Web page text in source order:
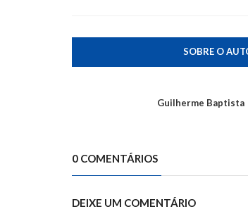
SOBRE O
Guilherme Baptista
0 COMENTÁRIOS
DEIXE UM COMENTÁRIO